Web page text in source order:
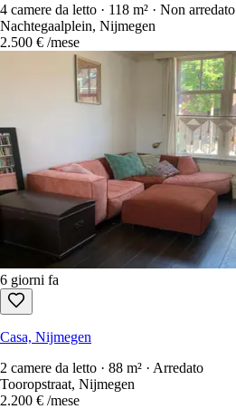
4 camere da letto · 118 m² · Non arredato
Nachtegaalplein, Nijmegen
2.500 € /mese
6 giorni fa
Casa, Nijmegen
2 camere da letto · 88 m² · Arredato
Tooropstraat, Nijmegen
2.200 € /mese